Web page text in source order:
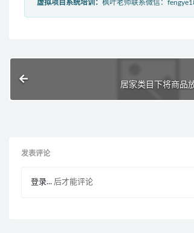
虚拟项目系统培训： 枫叶老师联系微信：
居家类目下将商品
发表评论
登录... 后才能评论